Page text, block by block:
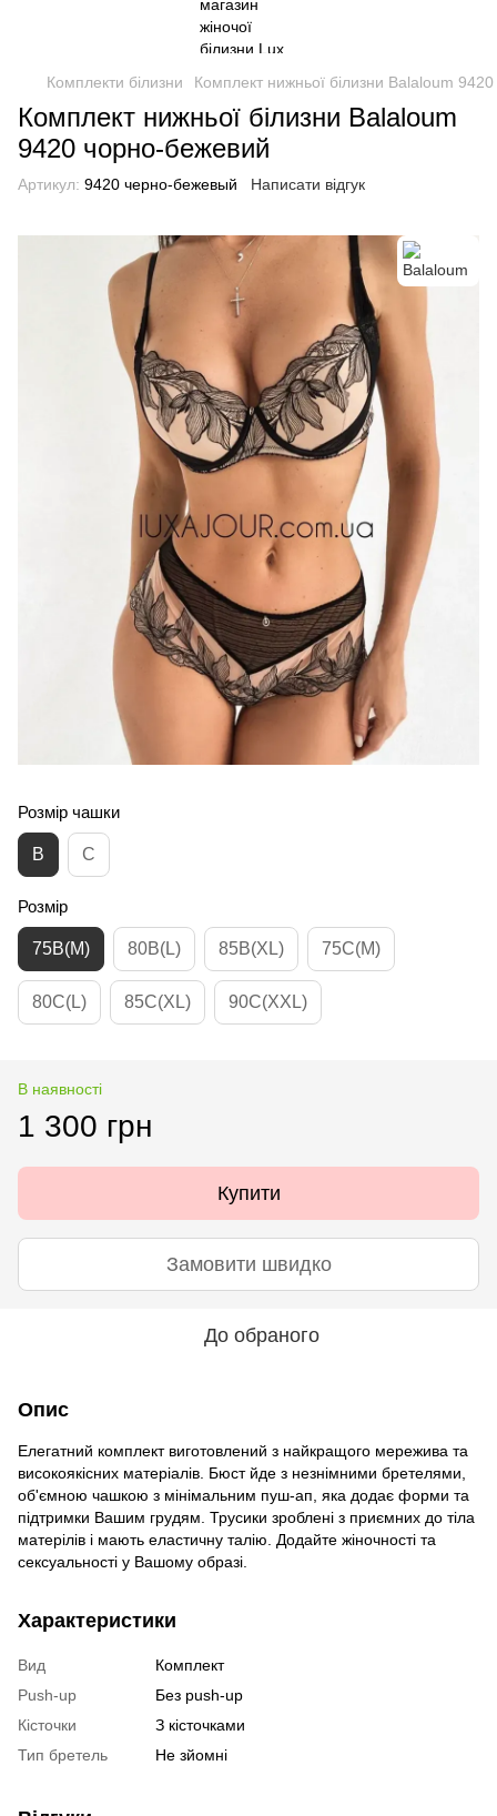
Комплекти білизни Комплект нижньої білизни Balaloum
Комплект нижньої білизни Balaloum
9420 чорно-бежевий
Артикул: 9420 черно-бежевый Написати відгук
Розмір чашки
B C
Розмір
75B(M) 80B(L) 85B(XL) 75C(M)
80C(L) 85C(XL) 90C(XXL)
В наявності
1 300 грн
Купити
Замовити швидко
До обраного
Опис
Елегатний комплект виготовлений з найкращого мережива та
високоякісних матеріалів. Бюст йде з незнімними бретелями,
об'ємною чашкою з мінімальним пуш-ап, яка додає форми та
підтримки Вашим грудям. Трусики зроблені з приємних до тіла
матерілів і мають еластичну талію. Додайте жіночності та
сексуальності у Вашому образі.
Характеристики
Вид
Комплект
Push-up
Без push-up
Кісточки
З кісточками
Тип бретель
Не зйомні